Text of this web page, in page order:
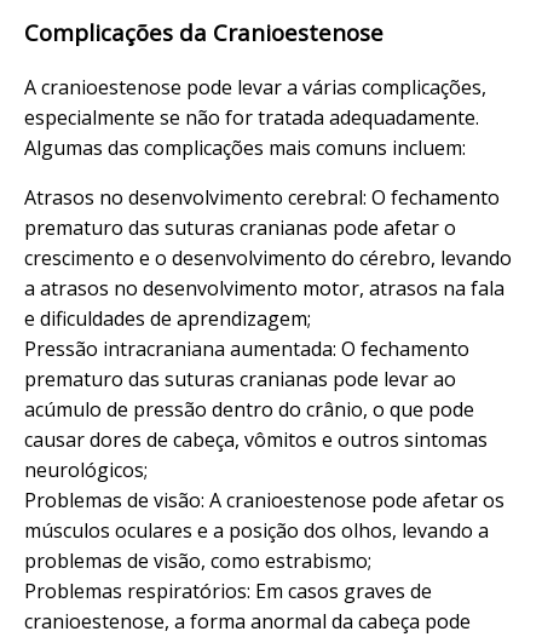
Complicações da Cranioestenose
A cranioestenose pode levar a várias complicações,
especialmente se não for tratada adequadamente.
Algumas das complicações mais comuns incluem:
Atrasos no desenvolvimento cerebral: O fechamento
prematuro das suturas cranianas pode afetar o
crescimento e o desenvolvimento do cérebro, levando
a atrasos no desenvolvimento motor, atrasos na fala
e dificuldades de aprendizagem;
Pressão intracraniana aumentada: O fechamento
prematuro das suturas cranianas pode levar ao
acúmulo de pressão dentro do crânio, o que pode
causar dores de cabeça, vômitos e outros sintomas
neurológicos;
Problemas de visão: A cranioestenose pode afetar os
músculos oculares e a posição dos olhos, levando a
problemas de visão, como estrabismo;
Problemas respiratórios: Em casos graves de
cranioestenose, a forma anormal da cabeça pode